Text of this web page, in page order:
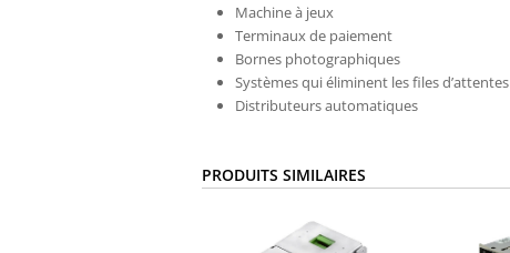
Machine à jeux
Terminaux de paiement
Bornes photographiques
Systèmes qui éliminent les files d’attentes
Distributeurs automatiques
PRODUITS SIMILAIRES